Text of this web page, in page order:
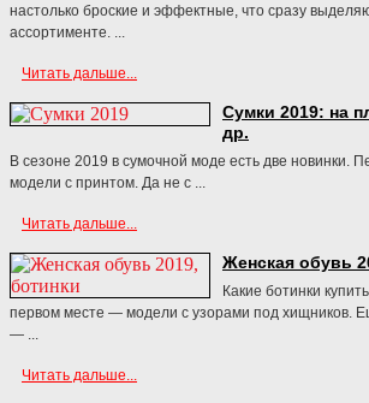
настолько броские и эффектные, что сразу
ассортименте. ...
Читать дальше...
Сумки 2019: на
др.
В сезоне 2019 в сумочной моде есть две новинки.
модели с принтом. Да не с ...
Читать дальше...
Женская обувь
Какие ботинки
первом месте — модели с узорами под хищников.
— ...
Читать дальше...